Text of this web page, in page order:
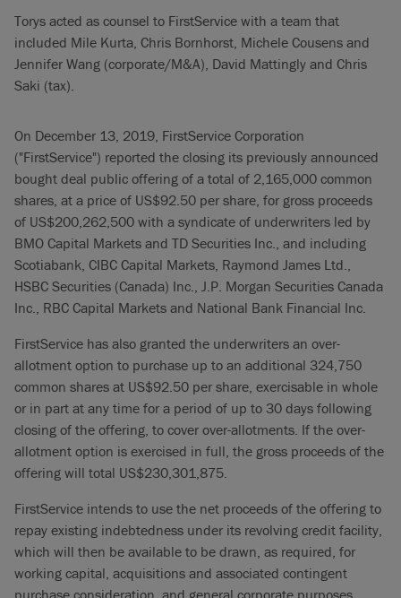
Torys acted as counsel to FirstService with a team that
included Mile Kurta, Chris Bornhorst, Michele Cousens and
Jennifer Wang (corporate/M&A), David Mattingly and Chris
Saki (tax).
On December 13, 2019, FirstService Corporation
("FirstService") reported the closing its previously announced
bought deal public offering of a total of 2,165,000 common
shares, at a price of US$92.50 per share, for gross proceeds
of US$200,262,500 with a syndicate of underwriters led by
BMO Capital Markets and TD Securities Inc., and including
Scotiabank, CIBC Capital Markets, Raymond James Ltd.,
HSBC Securities (Canada) Inc., J.P. Morgan Securities Canada
Inc., RBC Capital Markets and National Bank Financial Inc.
FirstService has also granted the underwriters an over-
allotment option to purchase up to an additional 324,750
common shares at US$92.50 per share, exercisable in whole
or in part at any time for a period of up to 30 days following
closing of the offering, to cover over-allotments. If the over-
allotment option is exercised in full, the gross proceeds of the
offering will total US$230,301,875.
FirstService intends to use the net proceeds of the offering to
repay existing indebtedness under its revolving credit facility,
which will then be available to be drawn, as required, for
working capital, acquisitions and associated contingent
purchase consideration, and general corporate purposes.